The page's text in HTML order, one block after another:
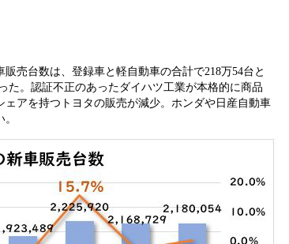
売台数は、登録車と軽自動車の合計で218万54台と
た。認証不正のあったダイハツ工業が本格的に商品
アを持つトヨタの販売が減少。ホンダや日産自動車